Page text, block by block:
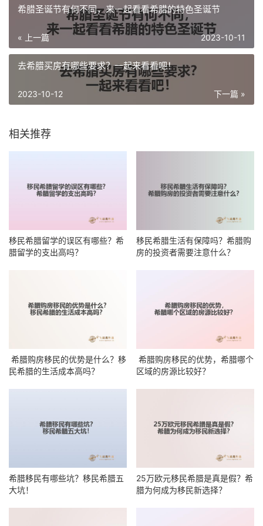
希腊圣诞节有何不同，来一起看看希腊的特色圣诞节
« 上一篇 2023-10-11
去希腊买房有哪些要求？一起来看看吧！
下一篇 »
2023-10-12
相关推荐
移民希腊留学的误区有哪些？希
腊留学的支出高吗？
移民希腊生活有保障吗？希腊购
房的投资者需要注意什么？
希腊购房移民的优势是什么？移
民希腊的生活成本高吗？
希腊购房移民的优势，希腊哪个
区域的房源比较好？
希腊移民有哪些坑？移民希腊五
大坑！
25万欧元移民希腊是真是假？希
腊为何成为移民新选择？